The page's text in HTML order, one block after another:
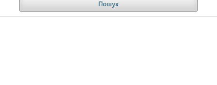
Пошук